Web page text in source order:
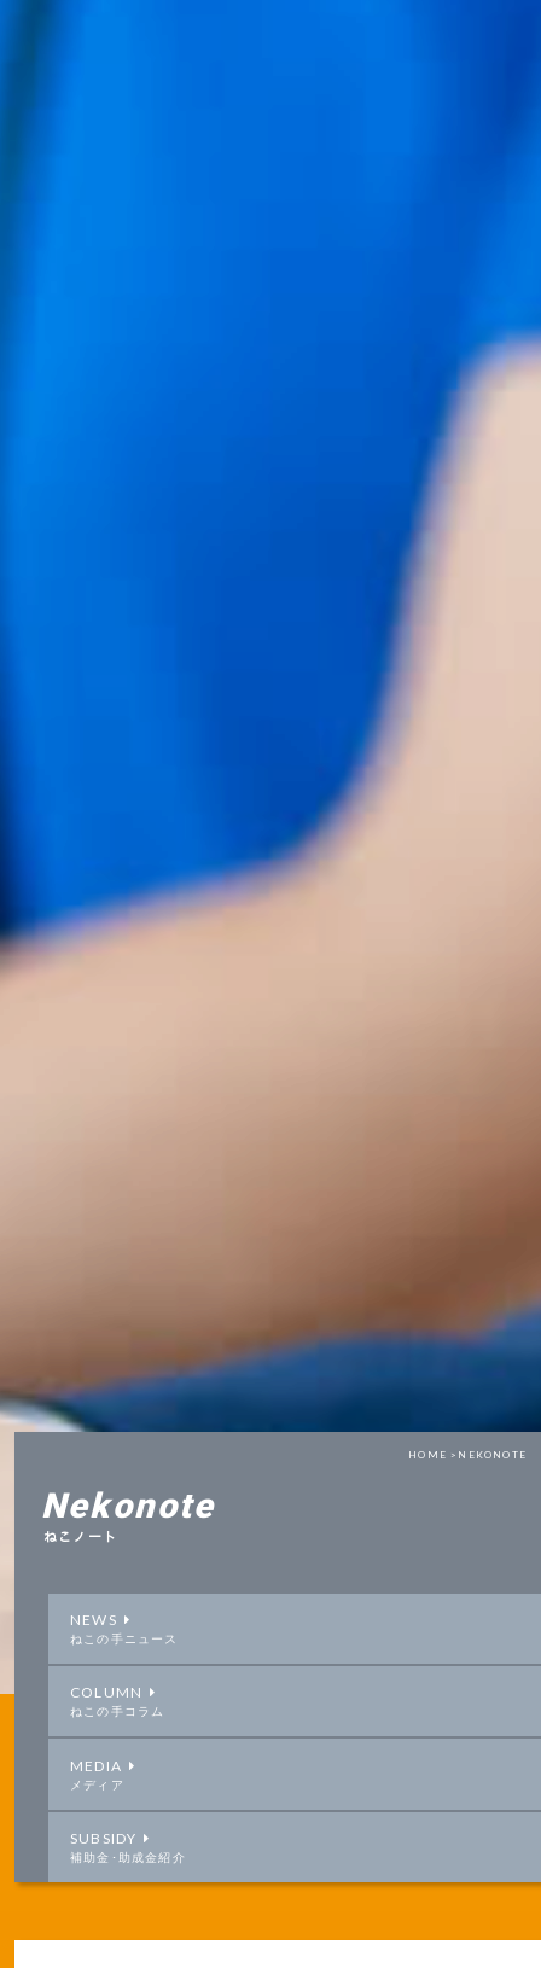
HOME > NEKONOTE
Nekonote
ねこノート
NEWS
ねこの手ニュース
COLUMN
ねこの手コラム
MEDIA
メディア
SUBSIDY
補助金･助成金紹介